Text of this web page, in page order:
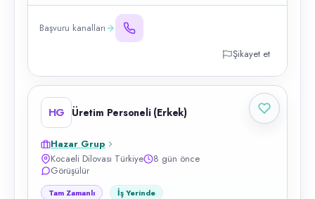
Başvuru kanalları
Şikayet et
HG Üretim Personeli (Erkek)
Hazar Grup
Kocaeli Dilovası Türkiye
8 gün önce
Görüşülür
Tam Zamanlı İş Yerinde